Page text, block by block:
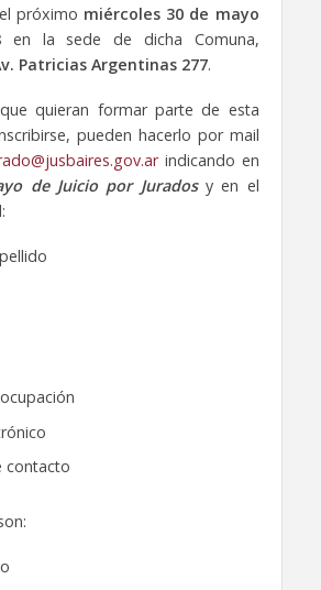
próximo miércoles 30 de mayo
en la sede de dicha Comuna,
Patricias Argentinas 277.
quieran formar parte de esta
pueden hacerlo por mail
indicando en
de Juicio por Jurados y en el
contacto